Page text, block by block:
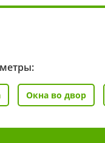
Окна во двор